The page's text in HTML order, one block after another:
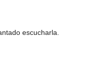
escucharla.